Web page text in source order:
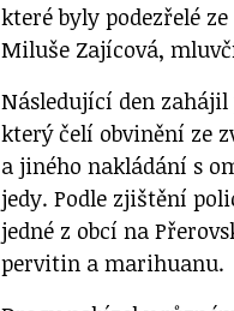
které byly podezřelé
Miluše Zajícová,
Následující den
který čelí obvinění ze
a jiného nakládání s
jedy. Podle zjištění
jedné z obcí na
pervitin a marihuanu.